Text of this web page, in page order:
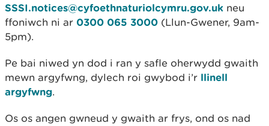
SSSI.notices@cyfoethnaturiolcymru.gov.uk neu
ffoniwch ni ar 0300 065 3000 (Llun-Gwener, 9am-
5pm).
Pe bai niwed yn dod i ran y safle oherwydd gwaith
mewn argyfwng, dylech roi gwybod i’r llinell
argyfwng.
Os os angen gwneud y gwaith ar frys, ond os nad